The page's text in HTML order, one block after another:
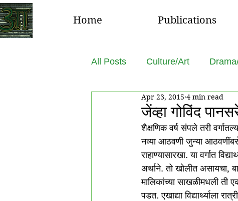
Home Publications
All Posts Culture/Art
जेंव्हा गोविंद
Apr 23, 2015 4 min read
शैक्षणिक वर्ष संपले तरी
नव्या आठवणी जुन्या
राहाण्यासारखा. या वर्गात
अर्थाने. तो खोलीत असायचा,
मालिकांच्या साखळीमधली
पडत. एखाद्या विद्यार्थ्याला